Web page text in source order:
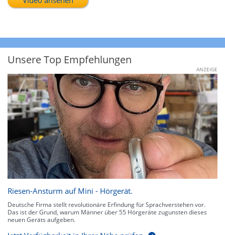
Unsere Top Empfehlungen
ANZEIGE
Riesen-Ansturm auf Mini - Hörgerät.
Deutsche Firma stellt revolutionäre Erfindung für Sprachverstehen vor.
Das ist der Grund, warum Männer über 55 Hörgeräte zugunsten dieses
neuen Geräts aufgeben.